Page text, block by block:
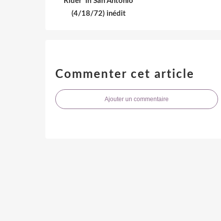
(4/18/72) inédit
Commenter cet article
Ajouter un commentaire